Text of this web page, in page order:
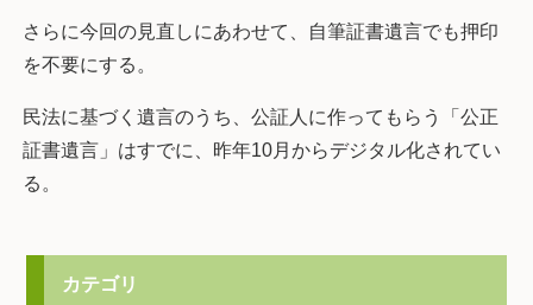
さらに今回の見直しにあわせて、自筆証書遺言でも押印
を不要にする。
民法に基づく遺言のうち、公証人に作ってもらう「公正
証書遺言」はすでに、昨年10月からデジタル化されてい
る。
カテゴリ